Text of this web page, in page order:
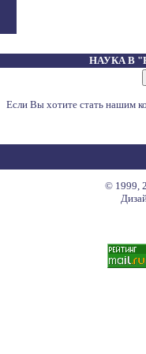
НАУКА В
Если Вы хотите стать нашим
© 1999,